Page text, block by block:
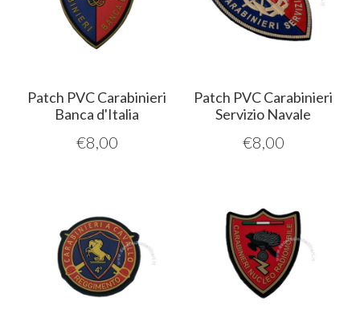
Patch PVC Carabinieri
Banca d'Italia
€8,00
Patch PVC Carabinieri
Servizio Navale
€8,00